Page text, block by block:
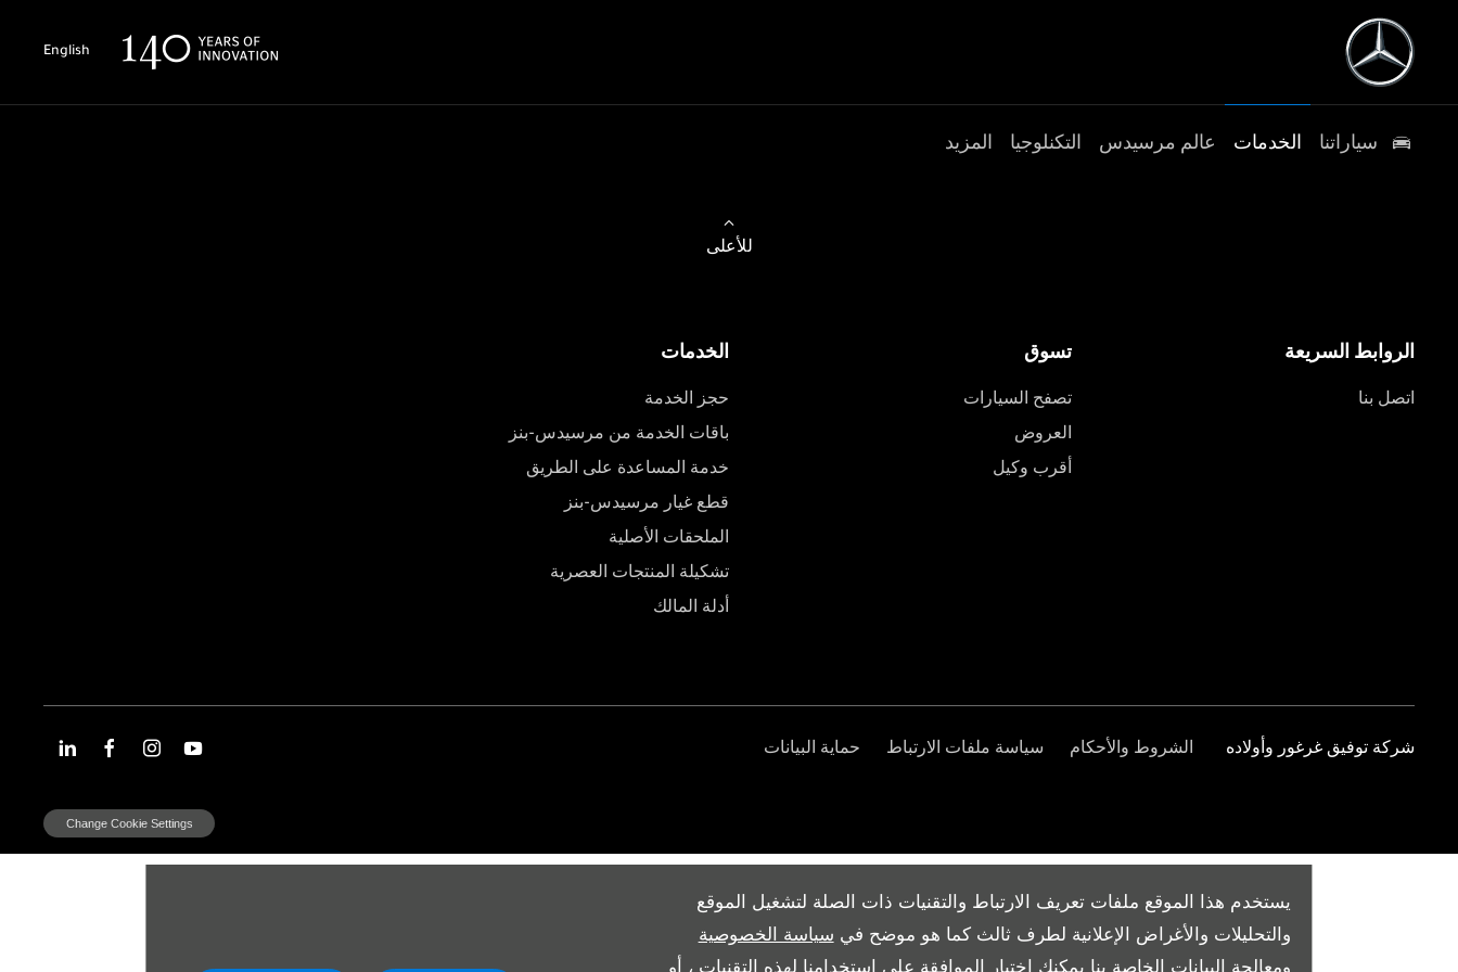
يستخدم هذا الموقع ملفات تعريف الارتباط والتقنيات ذات الصلة لتشغيل الموقع
والتحليلات والأغراض الإعلانية لطرف ثالث كما هو موضح في سياسة الخصوصية
ومعالجة البيانات الخاصة بنا يمكنك اختيار الموافقة على استخدامنا لهذه التقنيات ، أو
English
سياراتنا الخدمات عالم مرسيدس التكنلوجيا المزيد
للأعلى
الروابط السريعة
اتصل بنا
تسوق
تصفح السيارات
العروض
أقرب وكيل
الخدمات
حجز الخدمة
باقات الخدمة من مرسيدس-بنز
خدمة المساعدة على الطريق
قطع غيار مرسيدس-بنز
الملحقات الأصلية
تشكيلة المنتجات العصرية
أدلة المالك
شركة توفيق غرغور وأولاده الشروط والأحكام سياسة ملفات الارتباط حماية البيانات